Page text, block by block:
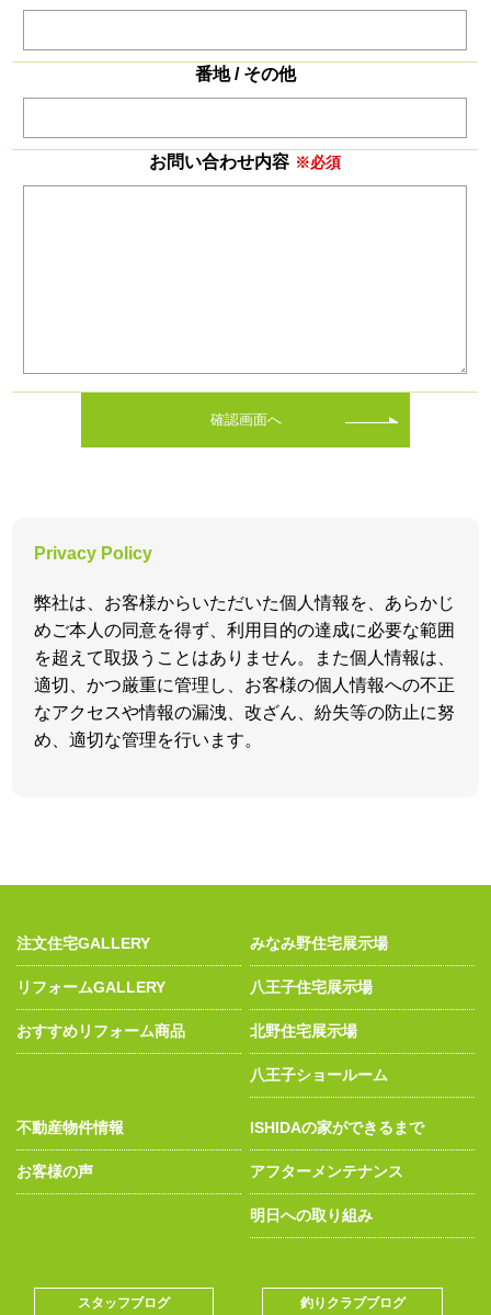
番地 / その他
お問い合わせ内容 ※必須
確認画面へ
Privacy Policy
弊社は、お客様からいただいた個人情報を、あらかじ
めご本人の同意を得ず、利用目的の達成に必要な範囲
を超えて取扱うことはありません。また個人情報は、
適切、かつ厳重に管理し、お客様の個人情報への不正
なアクセスや情報の漏洩、改ざん、紛失等の防止に努
め、適切な管理を行います。
注文住宅GALLERY
リフォームGALLERY
おすすめリフォーム商品
みなみ野住宅展示場
八王子住宅展示場
北野住宅展示場
八王子ショールーム
不動産物件情報
お客様の声
ISHIDAの家ができるまで
アフターメンテナンス
明日への取り組み
スタッフブログ 釣りクラブブログ